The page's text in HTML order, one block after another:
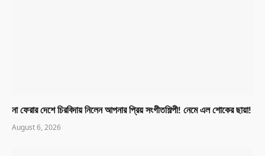
না ফেরার দেশে চিরবিদায় নিলেন আপনার প্রিয় সংগীতশিল্পী! নেমে এল শোকের ছায়া!
August 6, 2026